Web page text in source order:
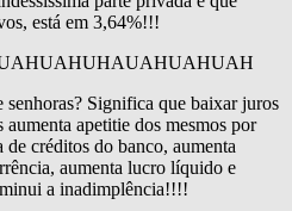
está em 3,64%!!!
senhoras? Significa que baixar juros
apetitie dos mesmos por
créditos do banco, aumenta
aumenta lucro líquido e
a inadimplência!!!!